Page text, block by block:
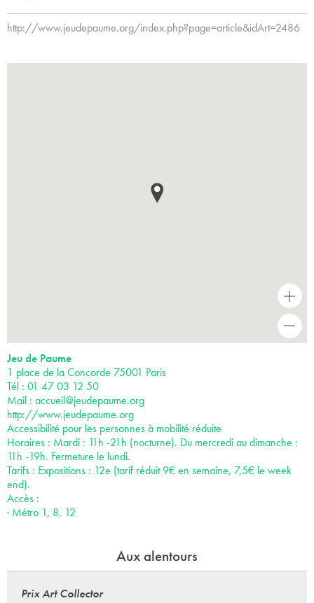
http://www.jeudepaume.org/index.php?page=article&idArt=2486
+
Jeu de Paume
1 place de la Concorde 75001 Paris
Tél : 01 47 03 12 50
Mail : accueil@jeudepaume.org
http://www.jeudepaume.org
Accessibilité pour les personnes à mobilité réduite
Horaires : Mardi : 11h -21h (nocturne). Du mercredi au dimanche :
11h -19h. Fermeture le lundi.
Tarifs : Expositions : 12e (tarif réduit 9€ en semaine, 7,5€ le week
end).
Accès :
· Métro 1, 8, 12
Aux alentours
Prix Art Collector